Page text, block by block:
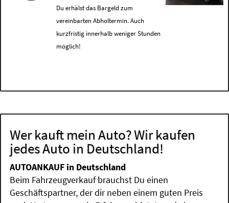
Du erhälst das Bargeld zum
vereinbarten Abholtermin. Auch
kurzfristig innerhalb weniger Stunden
möglich!
Wer kauft mein Auto? Wir kaufen
jedes Auto in Deutschland!
AUTOANKAUF in Deutschland
Beim Fahrzeugverkauf brauchst Du einen
Geschäftspartner, der dir neben einem guten Preis